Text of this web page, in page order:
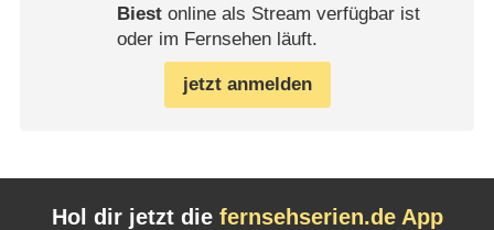
Biestonline als Stream verfügbar ist
oder im Fernsehen läuft.
jetzt anmelden
Hol dir jetzt die fernsehserien.de App